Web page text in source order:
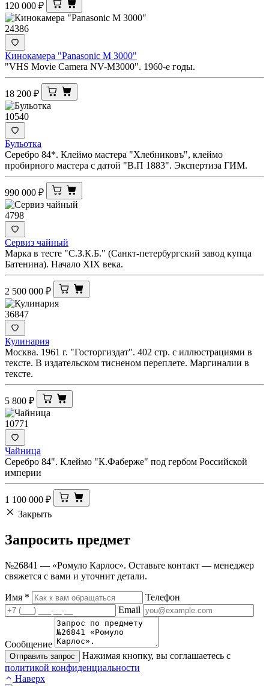
120 000 ₽
24386
Кинокамера "Panasonic M 3000"
"VHS Movie Camera NV-M3000". 1960-е годы.
18 200 ₽
10540
Бульотка
Серебро 84*. Клеймо мастера "Хлебниковъ", клеймо
пробирного мастера с датой "В.П 1883". Экспертиза ГИМ.
990 000 ₽
4798
Сервиз чайный
Марка в тесте "С.З.К.Б." (Санкт-петербургский завод купца
Батенина). Начало XIX века.
2 500 000 ₽
36847
Кулинария
Москва. 1961 г. "Госторгиздат". 402 стр. с иллюстрациями в
тексте. В издательском тисненом переплете. Маргиналии в
тексте.
5 800 ₽
10771
Чайница
Серебро 84". Клеймо "К.Фаберже" под гербом Российской
империи
1 100 000 ₽
Закрыть
Запросить предмет
№26841 — «Ромуло Карлос». Оставьте контакт — менеджер
свяжется с вами и уточнит детали.
Имя *
Телефон
Email
Сообщение
Отправить запрос
Нажимая кнопку, вы соглашаетесь с
политикой конфиденциальности
Наверх